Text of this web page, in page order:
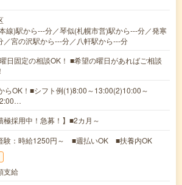
線)駅から---分／琴似(札幌市営)駅から---分／発寒
／宮の沢駅から---分／八軒駅から---分
日固定の相談OK！ ■希望の曜日があればご相談
らOK！■シフト例(1)8:00～13:00(2)10:00～
極採用中！急募！】■2カ月～
験：時給1250円～ ■週払いOK ■扶養内OK
支給